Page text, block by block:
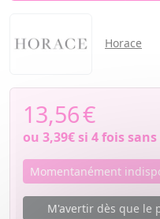
Horace
13,56€
ou 3,39€si 4 fois
Momentanément
M'avertir dès que le